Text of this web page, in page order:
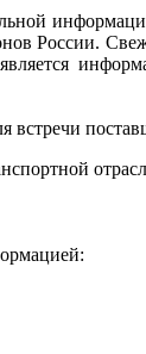
России.